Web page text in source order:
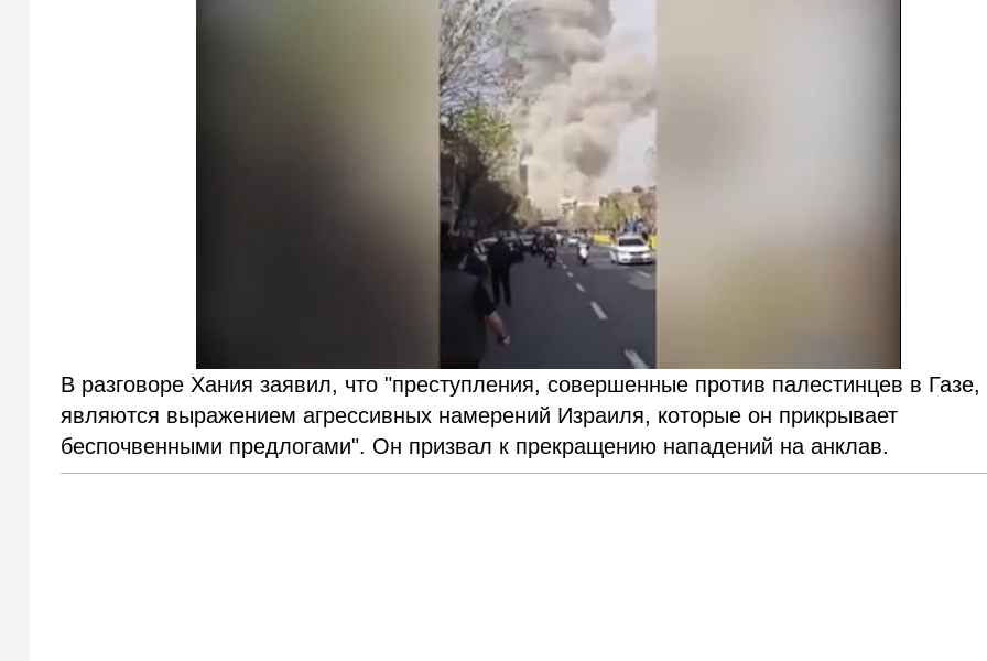
В разговоре Хания заявил, что "преступления, совершенные против палестинцев в Газе,
являются выражением агрессивных намерений Израиля, которые он прикрывает
беспочвенными предлогами". Он призвал к прекращению нападений на анклав.